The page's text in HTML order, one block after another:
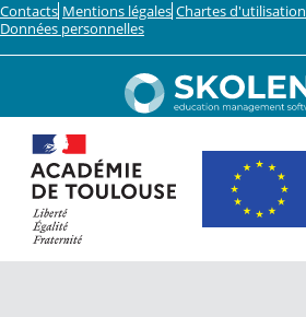
Contacts Mentions légales Chartes d'utilisation
Données personnelles